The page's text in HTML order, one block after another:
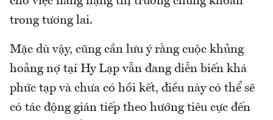
trong tương lai.
Mặc dù vậy, cũng cần lưu ý rằng cuộc khủng
hoảng nợ tại Hy Lạp vẫn đang diễn biến khá
phức tạp và chưa có hồi kết, điều này có thể sẽ
có tác động gián tiếp theo hướng tiêu cực đến